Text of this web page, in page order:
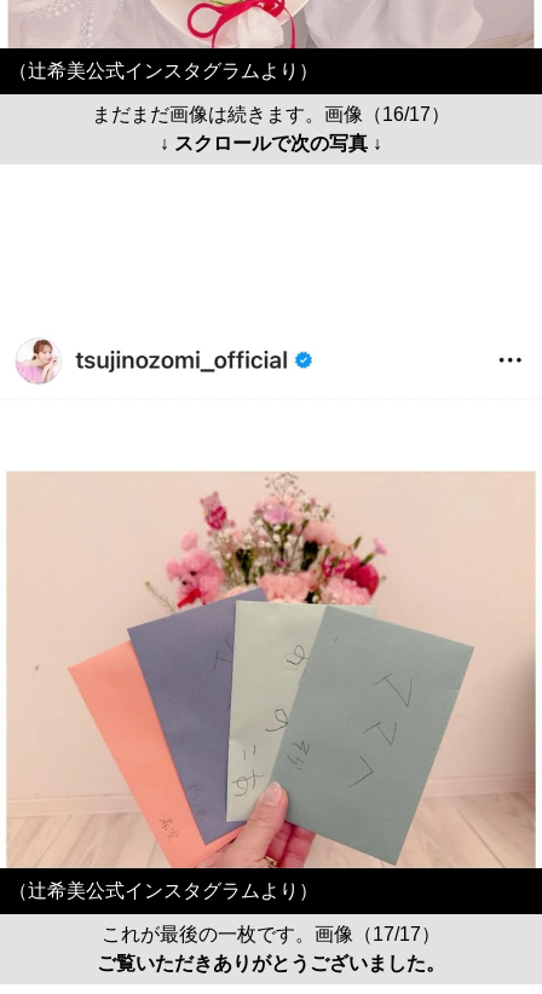
（辻希美公式インスタグラムより）
まだまだ画像は続きます。画像（16/17）
↓ スクロールで次の写真 ↓
（辻希美公式インスタグラムより）
これが最後の一枚です。画像（17/17）
ご覧いただきありがとうございました。